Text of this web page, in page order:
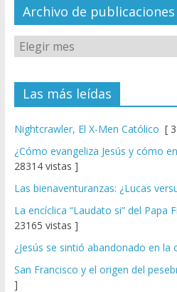
el
Archivo de publicaciones
Las más leídas
Nightcrawler, El X-Men Católico [
¿Cómo evangeliza Jesús y cómo
28314 vistas ]
Las bienaventuranzas: ¿Lucas
La encíclica “Laudato si” del Papa
23165 vistas ]
¿Jesús se sintió abandonado en la
San Francisco y el origen del
]